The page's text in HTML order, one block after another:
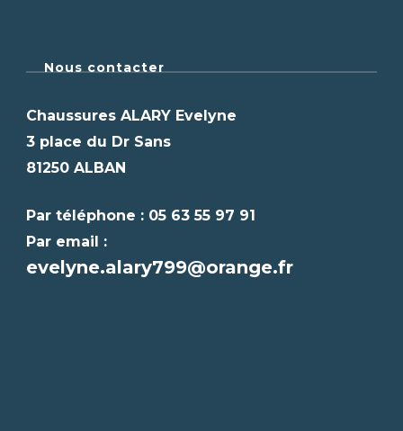
Nous contacter
Chaussures ALARY Evelyne
3 place du Dr Sans
81250 ALBAN
Par téléphone : 05 63 55 97 91
Par email :
evelyne.alary799@orange.fr